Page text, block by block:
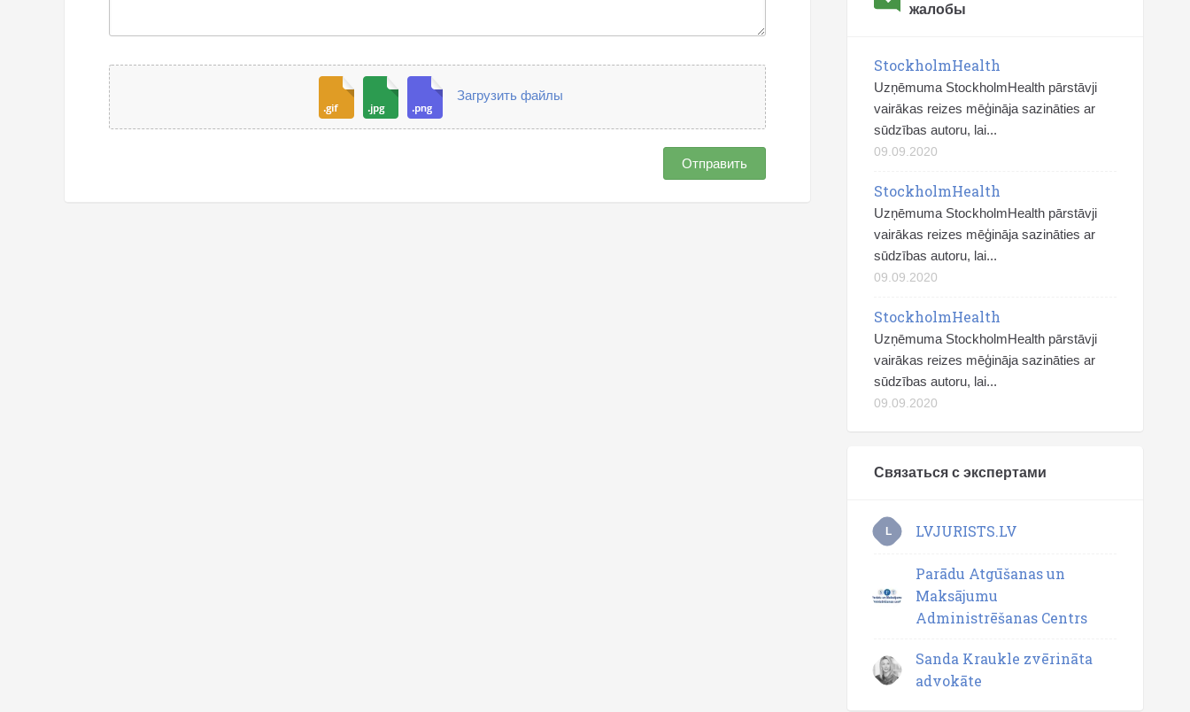
Загрузить файлы
Отправить
жалобы
StockholmHealth
Uzņēmuma StockholmHealth pārstāvji
vairākas reizes mēģināja sazināties ar
sūdzības autoru, lai...
09.09.2020
StockholmHealth
Uzņēmuma StockholmHealth pārstāvji
vairākas reizes mēģināja sazināties ar
sūdzības autoru, lai...
09.09.2020
StockholmHealth
Uzņēmuma StockholmHealth pārstāvji
vairākas reizes mēģināja sazināties ar
sūdzības autoru, lai...
09.09.2020
Связаться с экспертами
L LVJURISTS.LV
Parādu Atgūšanas un
Maksājumu
Administrēšanas Centrs
Sanda Kraukle zvērināta
advokāte